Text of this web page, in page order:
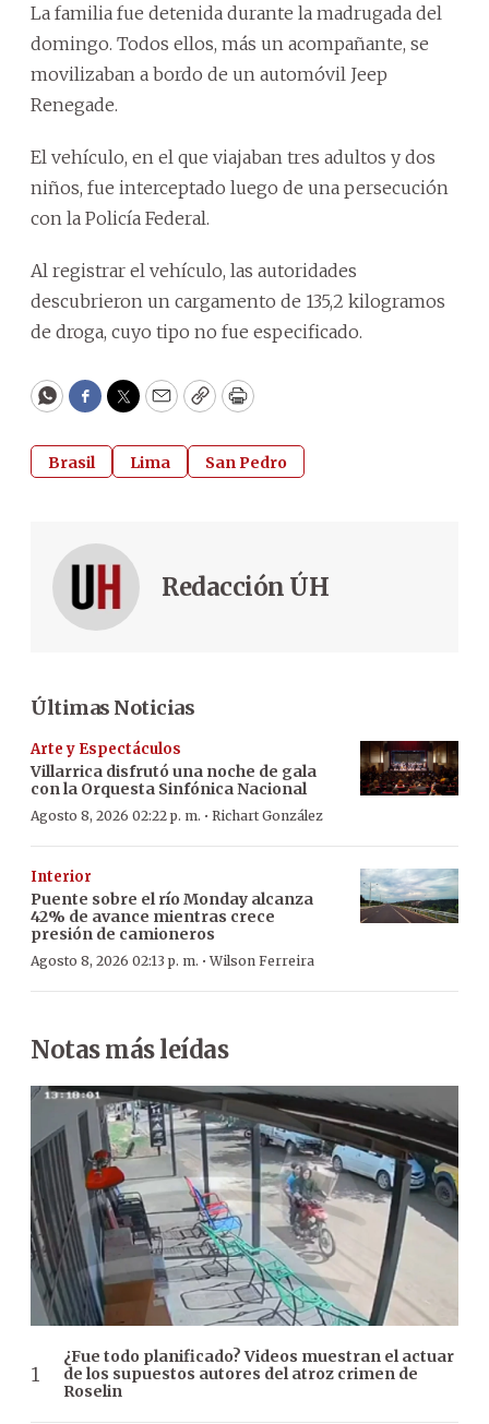
La familia fue detenida durante la madrugada del
domingo. Todos ellos, más un acompañante, se
movilizaban a bordo de un automóvil Jeep
Renegade.
El vehículo, en el que viajaban tres adultos y dos
niños, fue interceptado luego de una persecución
con la Policía Federal.
Al registrar el vehículo, las autoridades
descubrieron un cargamento de 135,2 kilogramos
de droga, cuyo tipo no fue especificado.
WhatsApp
Facebook
Twitter
EmailCopyPrint
Brasil Lima San Pedro
Redacción ÚH
Últimas Noticias
Arte y Espectáculos
Villarrica disfrutó una noche de gala
con la Orquesta Sinfónica Nacional
Agosto 8, 2026 02:22 p. m. · Richart González
Interior
Puente sobre el río Monday alcanza
42% de avance mientras crece
presión de camioneros
Agosto 8, 2026 02:13 p. m. ·Wilson Ferreira
Notas más leídas
¿Fue todo planificado? Videos muestran el actuar
de los supuestos autores del atroz crimen de
Roselin